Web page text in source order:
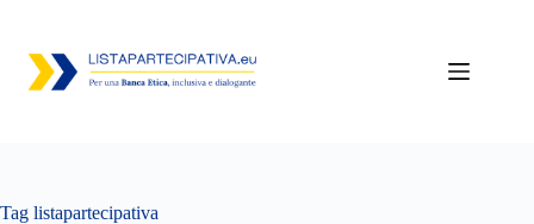
contenuto
Tag listapartecipativa